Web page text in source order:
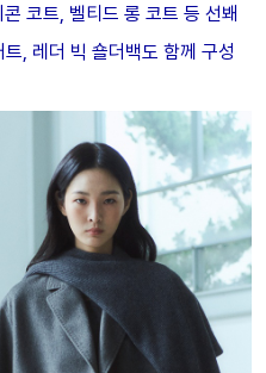
코트, 벨티드 롱 코트 등 선봬
, 레더 빅 숄더백도 함께 구성